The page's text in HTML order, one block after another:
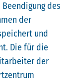
des
der
und
Die für die
der